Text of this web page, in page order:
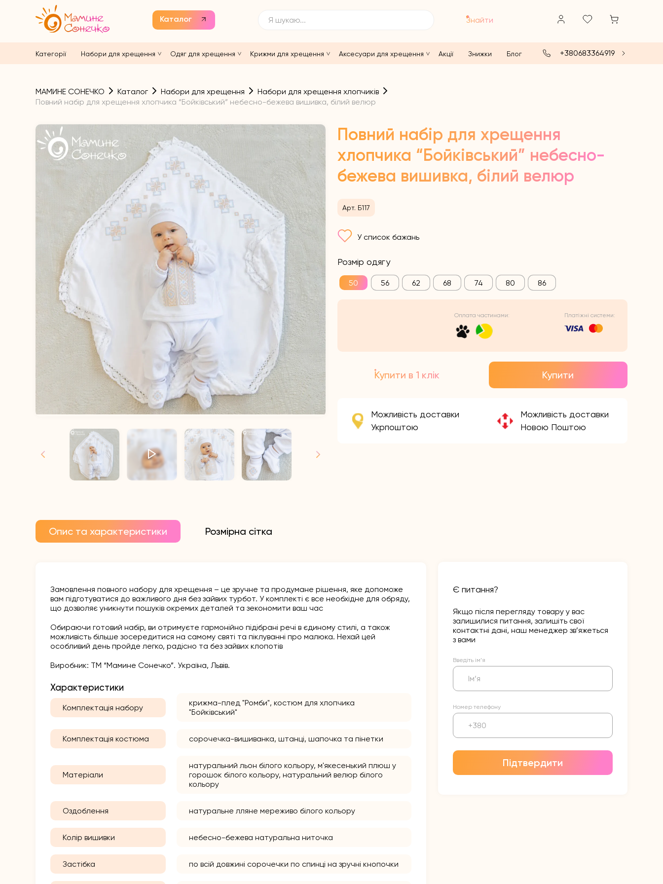
Каталог Знайти
Категорії Набори для хрещення Одяг для хрещення Крижми для хрещення Аксесуари для хрещення Акції Знижки Блог +380683364919
МАМИНЕ СОНЕЧКО Каталог Набори для хрещення
Набори для хрещення хлопчиків
Повний набір для хрещення хлопчика “Бойківський” небесно-бежева вишивка, білий велюр
Повний набір для хрещення
хлопчика “Бойківський” небесно-
бежева вишивка, білий велюр
Арт. Б117
У список бажань
Розмір одягу
50 56 62 68 74 80 86
Оплата частинами: Платіжні системи:
Купити в 1 клік Купити
Можливість доставки
Укрпоштою
Можливість доставки
Новою Поштою
Опис та характеристики Розмірна сітка
Замовлення повного набору для хрещення – це зручне та продумане рішення, яке допоможе
вам підготуватися до важливого дня без зайвих турбот. У комплекті є все необхідне для обряду,
що дозволяє уникнути пошуків окремих деталей та зекономити ваш час
Обираючи готовий набір, ви отримуєте гармонійно підібрані речі в єдиному стилі, а також
можливість більше зосередитися на самому святі та піклуванні про малюка. Нехай цей
особливий день пройде легко, радісно та без зайвих клопотів
Виробник: ТМ “Мамине Сонечко”. Україна, Львів.
Характеристики
Комплектація набору
крижма-плед "Ромби", костюм для хлопчика
"Бойківський"
Комплектація костюма сорочечка-вишиванка, штанці, шапочка та пінетки
Матеріали
натуральний льон білого кольору, м'якесенький плюш у
горошок білого кольору, натуральний велюр білого
кольору
Оздоблення натуральне лляне мереживо білого кольору
Колір вишивки небесно-бежева натуральна ниточка
Застібка по всій довжині сорочечки по спинці на зручні кнопочки
Є питання?
Якщо після перегляду товару у вас
залишилися питання, залишіть свої
контактні дані, наш менеджер зв’яжеться
з вами
Введіть ім’я
Номер телефону
Підтвердити